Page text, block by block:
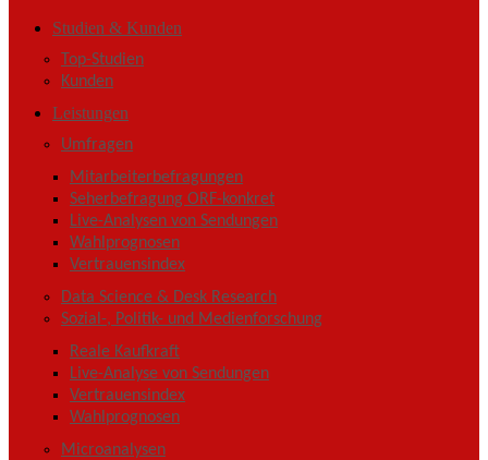
Studien & Kunden
Top-Studien
Kunden
Leistungen
Umfragen
Mitarbeiterbefragungen
Seherbefragung ORF-konkret
Live-Analysen von Sendungen
Wahlprognosen
Vertrauensindex
Data Science & Desk Research
Sozial-, Politik- und Medienforschung
Reale Kaufkraft
Live-Analyse von Sendungen
Vertrauensindex
Wahlprognosen
Microanalysen